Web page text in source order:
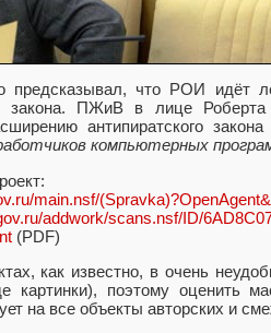
предсказывал, что РОИ идёт
закона. ПЖиВ в лице
антипиратского
компьютерных
main.nsf/
addwork/scans.nsf/ID/
(PDF)
как известно, в очень
картинки), поэтому оценить
на все объекты авторских и